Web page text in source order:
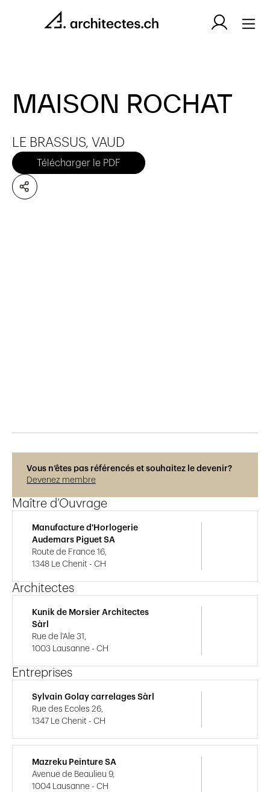
MAISON ROCHAT
LE BRASSUS, VAUD
Télécharger le PDF
Vous n’êtes pas référencés et souhaitez le devenir?
Devenez membre
Maître d’Ouvrage
Manufacture d'Horlogerie
Audemars Piguet SA
Route de France 16,
1348 Le Chenit - CH
Architectes
Kunik de Morsier Architectes
Sàrl
Rue de l'Ale 31,
1003 Lausanne - CH
Entreprises
Sylvain Golay carrelages Sàrl
Rue des Ecoles 26,
1347 Le Chenit - CH
Mazreku Peinture SA
Avenue de Beaulieu 9,
1004 Lausanne - CH